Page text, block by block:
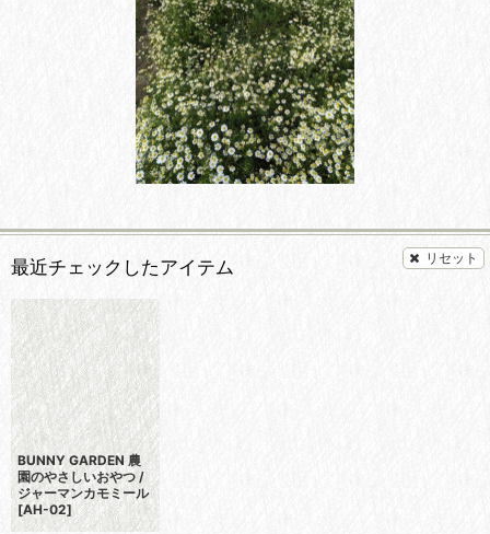
最近チェックしたアイテム リセット
BUNNY GARDEN 農
園のやさしいおやつ /
ジャーマンカモミール
[AH-02]